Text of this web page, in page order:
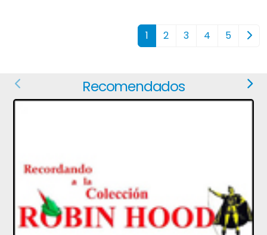
1 2 3 4 5
Recomendados